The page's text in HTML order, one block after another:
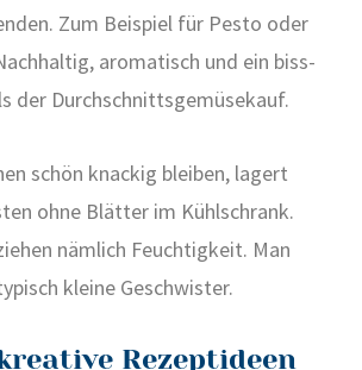
Zum Bei­spiel für Pes­to oder
aro­ma­tisch und ein biss­
der Durch­schnitts­ge­mü­se­kauf.
schön kna­ckig blei­ben, lagert
ohne Blät­ter im Kühl­schrank.
näm­lich Feuch­tig­keit. Man
klei­ne Geschwis­ter.
Rezeptideen